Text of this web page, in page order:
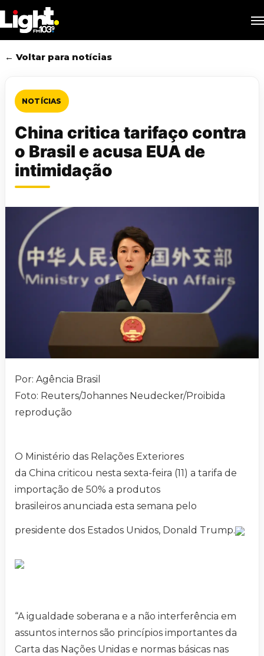
to
main
content
← Voltar para notícias
NOTÍCIAS
China critica tarifaço contra
o Brasil e acusa EUA de
intimidação
Por: Agência Brasil
Foto: Reuters/Johannes Neudecker/Proibida
reprodução
O Ministério das Relações Exteriores
da China criticou nesta sexta-feira (11) a tarifa de
importação de 50% a produtos
brasileiros anunciada esta semana pelo
presidente dos Estados Unidos, Donald Trump.
“A igualdade soberana e a não interferência em
assuntos internos são princípios importantes da
Carta das Nações Unidas e normas básicas nas